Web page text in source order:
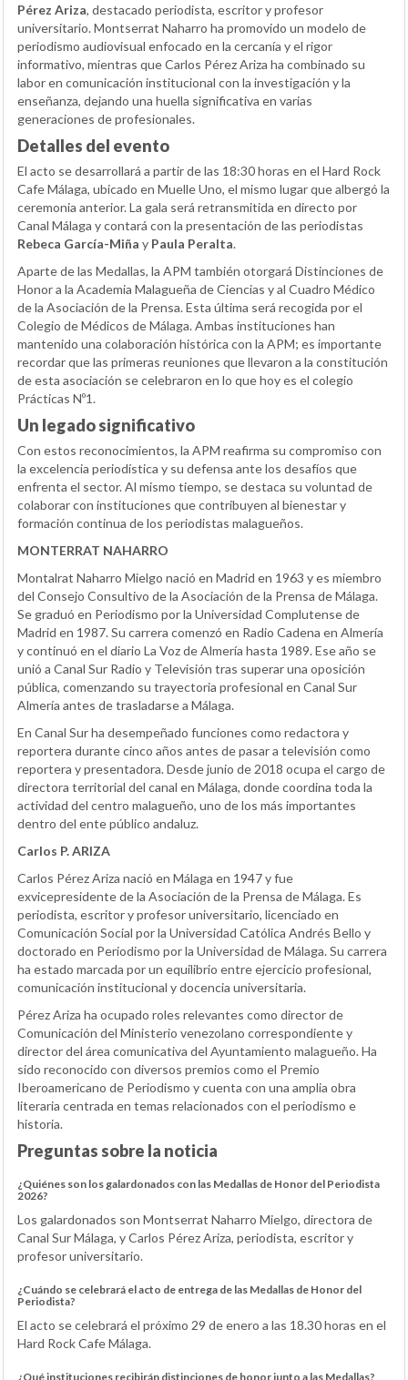
Pérez Ariza, destacado periodista, escritor y profesor
universitario. Montserrat Naharro ha promovido un modelo de
periodismo audiovisual enfocado en la cercanía y el rigor
informativo, mientras que Carlos Pérez Ariza ha combinado su
labor en comunicación institucional con la investigación y la
enseñanza, dejando una huella significativa en varias
generaciones de profesionales.
Detalles del evento
El acto se desarrollará a partir de las 18:30 horas en el Hard Rock
Cafe Málaga, ubicado en Muelle Uno, el mismo lugar que albergó la
ceremonia anterior. La gala será retransmitida en directo por
Canal Málaga y contará con la presentación de las periodistas
Rebeca García-Miña y Paula Peralta.
Aparte de las Medallas, la APM también otorgará Distinciones de
Honor a la Academia Malagueña de Ciencias y al Cuadro Médico
de la Asociación de la Prensa. Esta última será recogida por el
Colegio de Médicos de Málaga. Ambas instituciones han
mantenido una colaboración histórica con la APM; es importante
recordar que las primeras reuniones que llevaron a la constitución
de esta asociación se celebraron en lo que hoy es el colegio
Prácticas Nº1.
Un legado significativo
Con estos reconocimientos, la APM reafirma su compromiso con
la excelencia periodística y su defensa ante los desafíos que
enfrenta el sector. Al mismo tiempo, se destaca su voluntad de
colaborar con instituciones que contribuyen al bienestar y
formación continua de los periodistas malagueños.
MONTERRAT NAHARRO
Montalrat Naharro Mielgo nació en Madrid en 1963 y es miembro
del Consejo Consultivo de la Asociación de la Prensa de Málaga.
Se graduó en Periodismo por la Universidad Complutense de
Madrid en 1987. Su carrera comenzó en Radio Cadena en Almería
y continuó en el diario La Voz de Almería hasta 1989. Ese año se
unió a Canal Sur Radio y Televisión tras superar una oposición
pública, comenzando su trayectoria profesional en Canal Sur
Almería antes de trasladarse a Málaga.
En Canal Sur ha desempeñado funciones como redactora y
reportera durante cinco años antes de pasar a televisión como
reportera y presentadora. Desde junio de 2018 ocupa el cargo de
directora territorial del canal en Málaga, donde coordina toda la
actividad del centro malagueño, uno de los más importantes
dentro del ente público andaluz.
Carlos P. ARIZA
Carlos Pérez Ariza nació en Málaga en 1947 y fue
exvicepresidente de la Asociación de la Prensa de Málaga. Es
periodista, escritor y profesor universitario, licenciado en
Comunicación Social por la Universidad Católica Andrés Bello y
doctorado en Periodismo por la Universidad de Málaga. Su carrera
ha estado marcada por un equilibrio entre ejercicio profesional,
comunicación institucional y docencia universitaria.
Pérez Ariza ha ocupado roles relevantes como director de
Comunicación del Ministerio venezolano correspondiente y
director del área comunicativa del Ayuntamiento malagueño. Ha
sido reconocido con diversos premios como el Premio
Iberoamericano de Periodismo y cuenta con una amplia obra
literaria centrada en temas relacionados con el periodismo e
historia.
Preguntas sobre la noticia
¿Quiénes son los galardonados con las Medallas de Honor del Periodista
2026?
Los galardonados son Montserrat Naharro Mielgo, directora de
Canal Sur Málaga, y Carlos Pérez Ariza, periodista, escritor y
profesor universitario.
¿Cuándo se celebrará el acto de entrega de las Medallas de Honor del
Periodista?
El acto se celebrará el próximo 29 de enero a las 18.30 horas en el
Hard Rock Cafe Málaga.
¿Qué instituciones recibirán distinciones de honor junto a las Medallas?